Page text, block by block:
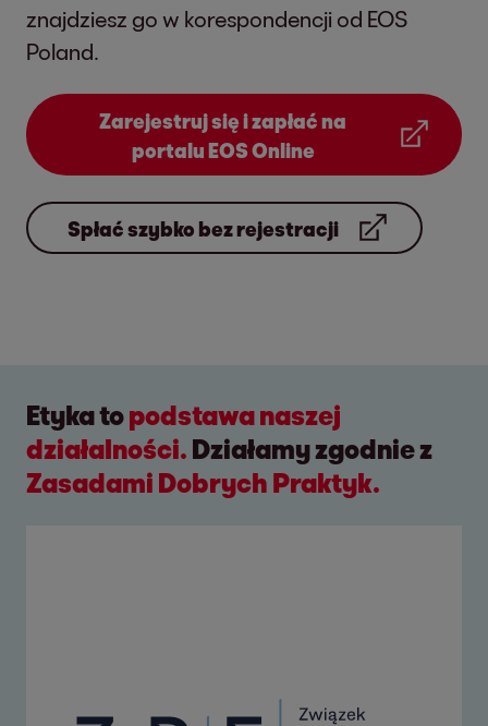
znajdziesz go w korespondencji od EOS
Poland.
Zarejestruj się i zapłać na
portalu EOS Online
Spłać szybko bez rejestracji
Etyka topodstawa naszej
działalności. Działamy zgodnie z
Zasadami Dobrych Praktyk.